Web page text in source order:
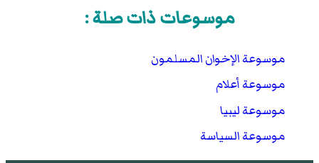
موسوعات ذات صلة :
موسوعة الإخوان المسلمون
موسوعة أعلام
موسوعة ليبيا
موسوعة السياسة